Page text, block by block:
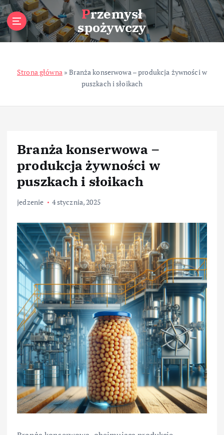
S
k
i
p
t
Przemysł
spożywczy
Strona główna »Branża konserwowa – produkcja żywności w
puszkach i słoikach
Branża konserwowa –
produkcja żywności w
puszkach i słoikach
jedzenie 4 stycznia, 2025